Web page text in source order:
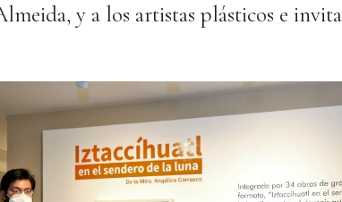
y a los artistas plásticos e